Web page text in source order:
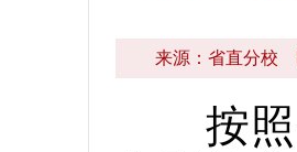
来源：省直分校
按照省